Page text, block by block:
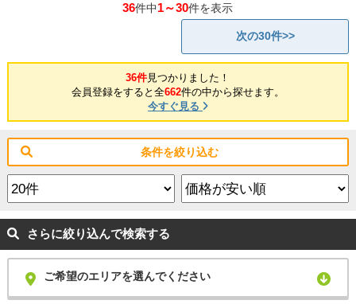
36件中1～30件を表示
次の30件>>
36件見つかりました！
会員登録をすると全662件の中から探せます。
今すぐ見る
条件を絞り込む
さらに絞り込んで検索する
ご希望のエリアを選んでください